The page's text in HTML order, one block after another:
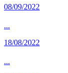
08/09/2022
...
18/08/2022
...